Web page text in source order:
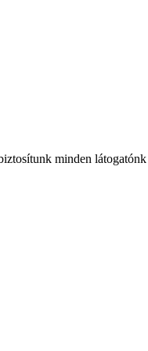
minden látogatónk